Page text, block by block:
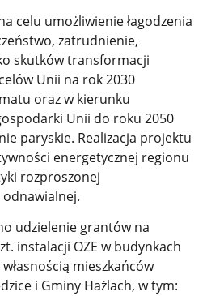
celu umożliwienie łagodzenia
zatrudnienie,
skutków transformacji
Unii na rok 2030
oraz w kierunku
Unii do roku 2050
paryskie. Realizacja projektu
energetycznej regionu
rozproszonej
udzielenie grantów na
instalacji OZE w budynkach
mieszkańców
i Gminy Hażlach, w tym: